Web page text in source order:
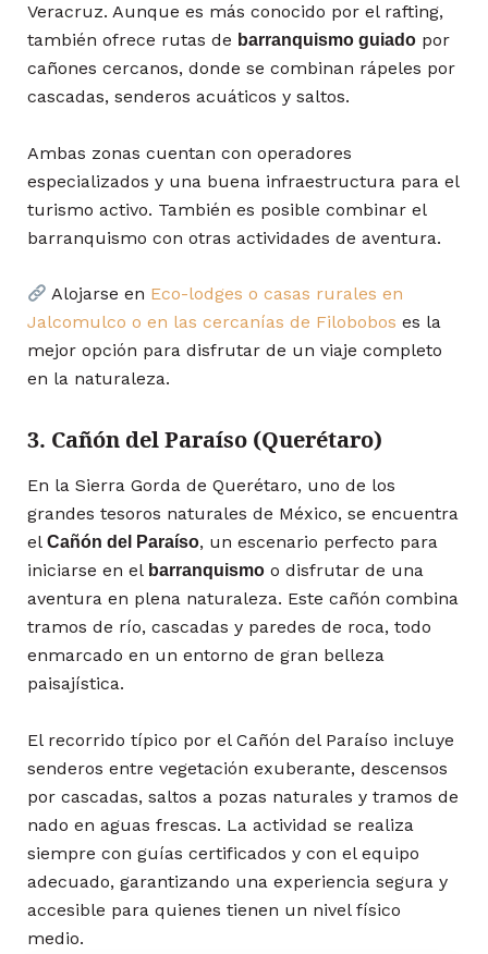
Veracruz. Aunque es más conocido por el rafting,
también ofrece rutas de barranquismo guiadopor
cañones cercanos, donde se combinan rápeles por
cascadas, senderos acuáticos y saltos.
Ambas zonas cuentan con operadores
especializados y una buena infraestructura para el
turismo activo. También es posible combinar el
barranquismo con otras actividades de aventura.
Alojarse en Eco-lodges o casas rurales en
Jalcomulco o en las cercanías de Filobobos es la
mejor opción para disfrutar de un viaje completo
en la naturaleza.
3. Cañón del Paraíso (Querétaro)
En la Sierra Gorda de Querétaro, uno de los
grandes tesoros naturales de México, se encuentra
el Cañón del Paraíso, un escenario perfecto para
iniciarse en el barranquismoo disfrutar de una
aventura en plena naturaleza. Este cañón combina
tramos de río, cascadas y paredes de roca, todo
enmarcado en un entorno de gran belleza
paisajística.
El recorrido típico por el Cañón del Paraíso incluye
senderos entre vegetación exuberante, descensos
por cascadas, saltos a pozas naturales y tramos de
nado en aguas frescas. La actividad se realiza
siempre con guías certificados y con el equipo
adecuado, garantizando una experiencia segura y
accesible para quienes tienen un nivel físico
medio.